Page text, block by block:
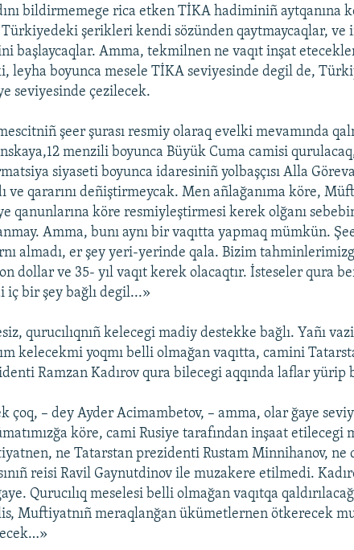
bildirmemege rica etken TİKA hadiminiñ aytqanına
Türkiyedeki şerikleri kendi sözünden qaytmaycaqlar, ve
başlaycaqlar. Amma, tekmilnen ne vaqıt inşat
leyha boyunca mesele TİKA seviyesinde degil de,
seviyesinde çezilecek.
şeer şurası resmiy olaraq evelki mevamında
menzili boyunca Büyük Cuma camisi
siyaseti boyunca idaresiniñ yolbaşçısı Alla
ve qararını deñiştirmeycak. Men añlağanıma köre,
qanunlarına köre resmiyleştirmesi kerek olğanı
Amma, bunı aynı bir vaqıtta yapmaq mümkün.
almadı, er şey yeri-yerinde qala. Bizim
dollar ve 35- yıl vaqıt kerek olacaqtır. İsteseler qura
iç bir şey bağlı degil...»
qurucılıqnıñ kelecegi madiy destekke bağlı. Yañı
kelecekmi yoqmı belli olmağan vaqıtta, camini
Ramzan Kadırov qura bilecegi aqqında laflar yürip
çoq, – dey Ayder Acimambetov, – amma, olar ğaye
köre, cami Rusiye tarafından inşaat etilecegi
ne Tatarstan prezidenti Rustam Minnihanov, ne
reisi Ravil Gaynutdinov ile muzakere etilmedi.
Qurucılıq meselesi belli olmağan vaqıtqa
Muftiyatnıñ meraqlanğan ükümetlernen ötkerecek